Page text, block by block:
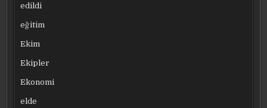
edildi
eğitim
Ekim
Ekipler
Ekonomi
elde